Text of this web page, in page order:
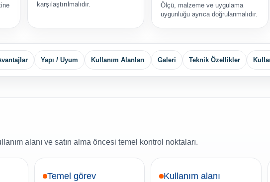
karşılaştırılmalıdır.
Ölçü, malzeme ve uygulama
uygunluğu ayrıca doğrulanmalıdır.
Yapı / Uyum Kullanım Alanları Galeri Teknik Özellikler
alanı ve satın alma öncesi temel kontrol noktaları.
Temel görev Kullanım alanı